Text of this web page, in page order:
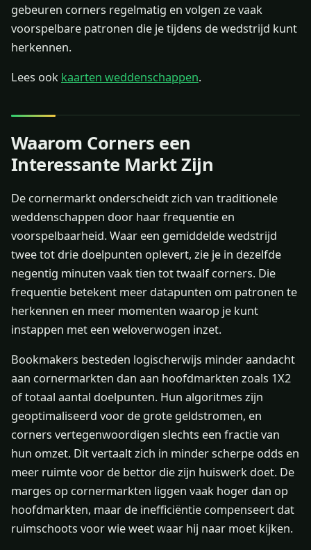
gebeuren corners regelmatig en volgen ze vaak
voorspelbare patronen die je tijdens de wedstrijd kunt
herkennen.
Lees ook kaarten weddenschappen.
Waarom Corners een
Interessante Markt Zijn
De cornermarkt onderscheidt zich van traditionele
weddenschappen door haar frequentie en
voorspelbaarheid. Waar een gemiddelde wedstrijd
twee tot drie doelpunten oplevert, zie je in dezelfde
negentig minuten vaak tien tot twaalf corners. Die
frequentie betekent meer datapunten om patronen te
herkennen en meer momenten waarop je kunt
instappen met een weloverwogen inzet.
Bookmakers besteden logischerwijs minder aandacht
aan cornermarkten dan aan hoofdmarkten zoals 1X2
of totaal aantal doelpunten. Hun algoritmes zijn
geoptimaliseerd voor de grote geldstromen, en
corners vertegenwoordigen slechts een fractie van
hun omzet. Dit vertaalt zich in minder scherpe odds en
meer ruimte voor de bettor die zijn huiswerk doet. De
marges op cornermarkten liggen vaak hoger dan op
hoofdmarkten, maar de inefficiëntie compenseert dat
ruimschoots voor wie weet waar hij naar moet kijken.